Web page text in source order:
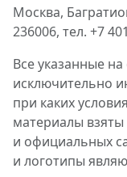
Москва,
236006, тел. +7
Все указанные
исключительно
при каких
материалы
и официальных
и логотипы